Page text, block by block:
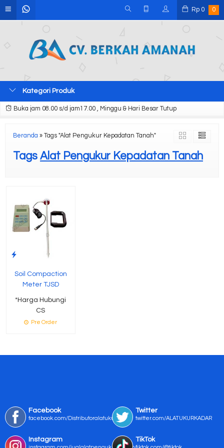
Rp 0 0
Kategori Produk
Buka jam 08.00 s/d jam17.00 , Minggu & Hari Besar Tutup
Beranda » Tags "Alat Pengukur Kepadatan Tanah"
Tags Alat Pengukur Kepadatan Tanah
Soil Compaction
Meter TJSD
*Harga Hubungi
CS
Pre Order
Facebook
facebook.com/Distributoralatukur
Twitter
twitter.com/ALATUKURKADAR
Instagram TikTok